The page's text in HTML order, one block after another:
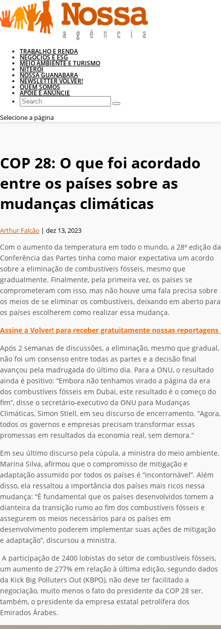
TRABALHO E RENDA
NEGÓCIOS E ESG
MEIO AMBIENTE E TURISMO
NITERÓI
NOSSA GUANABARA
NEWSLETTER VOLVER!
QUEM SOMOS
APOIE E ANUNCIE
Selecione a página
COP 28: O que foi acordado
entre os países sobre as
mudanças climáticas
Arthur Falcão | dez 13, 2023
Com o aumento da temperatura em todo o mundo, a 28ª edição da
Conferência das Partes tinha como maior expectativa um acordo
sobre a eliminação de combustíveis fósseis, mesmo que
gradualmente. Finalmente, pela primeira vez, os países se
comprometeram com isso, mas não houve uma fala precisa sobre
os meios de se eliminar os combustíveis, deixando em aberto para
os países escolherem como realizar essa mudança.
Assine a Volver! para receber gratuitamente nossas reportagens
Após 2 semanas de discussões, a eliminação, mesmo que gradual,
não foi um consenso entre todas as partes e a decisão final
avançou pela madrugada do último dia. Para a ONU, o resultado
ainda é positivo: “Embora não tenhamos virado a página da era
dos combustíveis fósseis em Dubai, este resultado é o começo do
fim”, disse o secretário-executivo da ONU para Mudanças
Climáticas, Simon Stiell, em seu discurso de encerramento. “Agora,
todos os governos e empresas precisam transformar essas
promessas em resultados da economia real, sem demora.”
Em seu último discurso pela cúpula, a ministra do meio ambiente,
Marina Silva, afirmou que o compromisso de mitigação e
adaptação assumido por todos os países é “incontornável”. Além
disso, ela ressaltou a importância dos países mais ricos nessa
mudança: “É fundamental que os países desenvolvidos tomem a
dianteira da transição rumo ao fim dos combustíveis fósseis e
assegurem os meios necessários para os países em
desenvolvimento poderem implementar suas ações de mitigação
e adaptação”, discursou a ministra.
A participação de 2400 lobistas do setor de combustíveis fósseis,
um aumento de 277% em relação à última edição, segundo dados
da Kick Big Polluters Out (KBPO), não deve ter facilitado a
negociação, muito menos o fato do presidente da COP 28 ser,
também, o presidente da empresa estatal petrolífera dos
Emirados Árabes.